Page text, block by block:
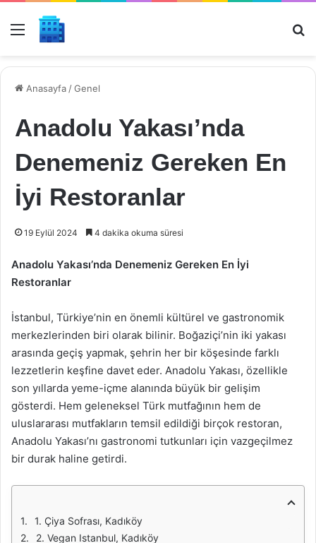
Menü
Anasayfa /Genel
Anadolu Yakası’nda
Denemeniz Gereken En
İyi Restoranlar
19 Eylül 2024 4 dakika okuma süresi
Anadolu Yakası’nda Denemeniz Gereken En İyi
Restoranlar
İstanbul, Türkiye’nin en önemli kültürel ve gastronomik
merkezlerinden biri olarak bilinir. Boğaziçi’nin iki yakası
arasında geçiş yapmak, şehrin her bir köşesinde farklı
lezzetlerin keşfine davet eder. Anadolu Yakası, özellikle
son yıllarda yeme-içme alanında büyük bir gelişim
gösterdi. Hem geleneksel Türk mutfağının hem de
uluslararası mutfakların temsil edildiği birçok restoran,
Anadolu Yakası’nı gastronomi tutkunları için vazgeçilmez
bir durak haline getirdi.
1. Çiya Sofrası, Kadıköy
2. Vegan Istanbul, Kadıköy